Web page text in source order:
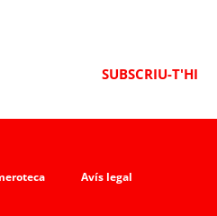
SUBSCRIU-T'HI
Avís legal